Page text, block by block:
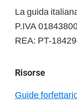
La guida
P.IVA
REA: PT-
Risorse
Guide